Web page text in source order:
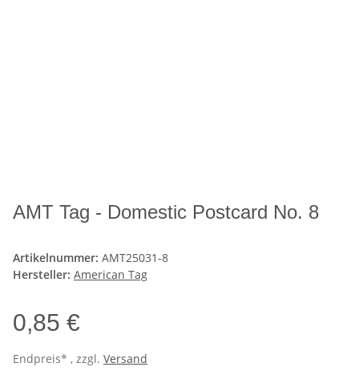
AMT Tag - Domestic Postcard No. 8
Artikelnummer: AMT25031-8
Hersteller: American Tag
0,85 €
Endpreis* , zzgl. Versand